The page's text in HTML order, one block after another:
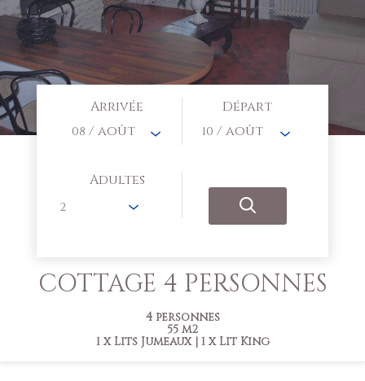
Arrivée
08 / août
Départ
10 / août
Adultes
COTTAGE 4 PERSONNES
4 personnes
55 m2
1 x Lits Jumeaux| 1 x Lit King